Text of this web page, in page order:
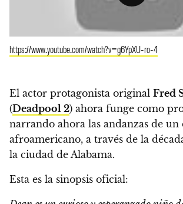
https://www.youtube.com/watch?v=g6YpXU-ro-4
El actor protagonista original Fred
(Deadpool 2) ahora funge como
narrando ahora las andanzas de un
afroamericano, a través de la
la ciudad de Alabama.
Esta es la sinopsis oficial: